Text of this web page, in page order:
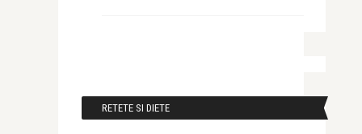
RETETE SI DIETE